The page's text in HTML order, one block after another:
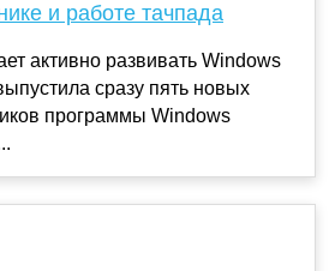
и работе тачпада
активно развивать Windows
сразу пять новых
программы Windows